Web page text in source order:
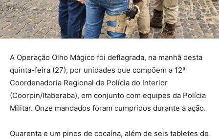
A Operação Olho Mágico foi deflagrada, na manhã desta
quinta-feira (27), por unidades que compõem a 12ª
Coordenadoria Regional de Polícia do Interior
(Coorpin/Itaberaba), em conjunto com equipes da Polícia
Militar. Onze mandados foram cumpridos durante a ação.
Quarenta e um pinos de cocaína, além de seis tabletes de